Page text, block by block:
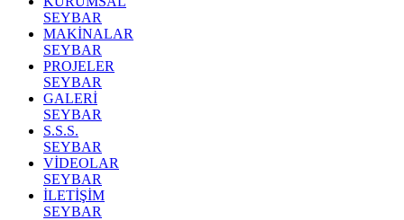
SEYBAR
MAKİNALAR
SEYBAR
PROJELER
SEYBAR
GALERİ
SEYBAR
S.S.S.
SEYBAR
VİDEOLAR
SEYBAR
İLETİŞİM
SEYBAR